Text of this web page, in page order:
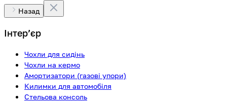
Назад
Інтерʼєр
Чохли для сидінь
Чохли на кермо
Амортизатори (газові упори)
Килимки для автомобіля
Стельова консоль